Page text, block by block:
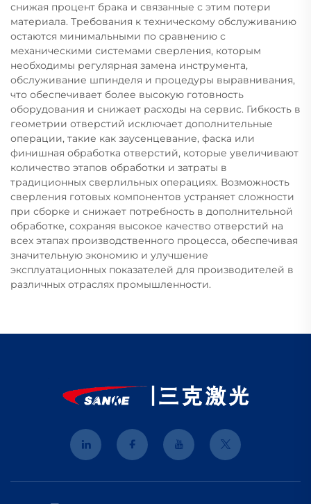
снижая процент брака и связанные с этим потери
материала. Требования к техническому обслуживанию
остаются минимальными по сравнению с
механическими системами сверления, которым
необходимы регулярная замена инструмента,
обслуживание шпинделя и процедуры выравнивания,
что обеспечивает более высокую готовность
оборудования и снижает расходы на сервис. Гибкость в
геометрии отверстий исключает дополнительные
операции, такие как заусенцевание, фаска или
финишная обработка отверстий, которые увеличивают
количество этапов обработки и затраты в
традиционных сверлильных операциях. Возможность
сверления готовых компонентов устраняет сложности
при сборке и снижает потребность в дополнительной
обработке, сохраняя высокое качество отверстий на
всех этапах производственного процесса, обеспечивая
значительную экономию и улучшение
эксплуатационных показателей для производителей в
различных отраслях промышленности.